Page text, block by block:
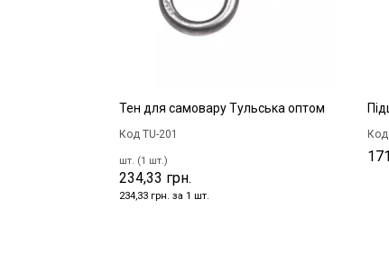
Тен для самовару Тульська оптом
Код TU-201
шт. (1 шт.)
234,33 грн.
234,33 грн. за 1 шт.